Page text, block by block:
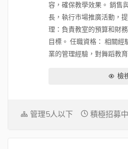
容，確保教學效果。 銷售
長，執行市場推廣活動，
理：負責教室的預算和財
目標。 任職資格： 相關
業的管理經驗，對舞蹈教
檢
管理5人以下 積極招募中